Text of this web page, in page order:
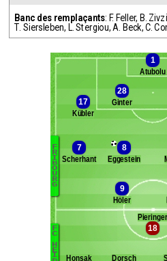
Banc des remplaçants: F. Feller, B.
T. Siersleben, L. Stergiou, A. Beck,C.